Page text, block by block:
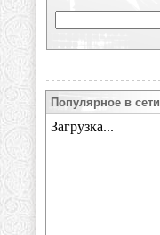
Популярное в сети